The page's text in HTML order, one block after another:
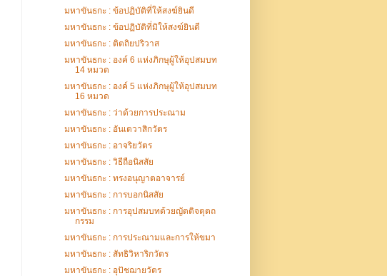
มหาขันธกะ : ข้อปฏิบัติที่ให้สงฆ์ยินดี
มหาขันธกะ : ข้อปฏิบัติที่มิให้สงฆ์ยินดี
มหาขันธกะ : ติตถิยปริวาส
มหาขันธกะ : องค์ 6 แห่งภิกษุผู้ให้อุปสมบท
14 หมวด
มหาขันธกะ : องค์ 5 แห่งภิกษุผู้ให้อุปสมบท
16 หมวด
มหาขันธกะ : ว่าด้วยการประณาม
มหาขันธกะ : อันเตวาสิกวัตร
มหาขันธกะ : อาจริยวัตร
มหาขันธกะ : วิธีถือนิสสัย
มหาขันธกะ : ทรงอนุญาตอาจารย์
มหาขันธกะ : การบอกนิสสัย
มหาขันธกะ : การอุปสมบทด้วยญัตติจตุตถ
กรรม
มหาขันธกะ : การประณามและการให้ขมา
มหาขันธกะ : สัทธิวิหาริกวัตร
มหาขันธกะ : อุปัชฌายวัตร